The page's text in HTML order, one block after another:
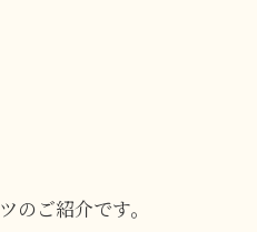
のご紹介です。